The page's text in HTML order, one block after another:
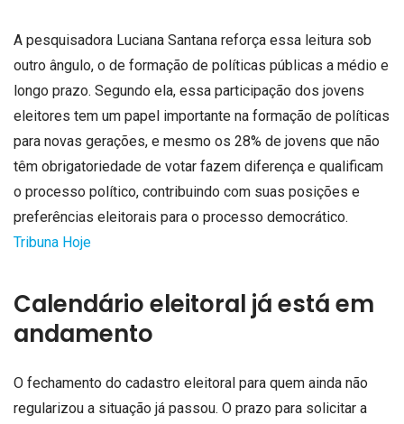
A pesquisadora Luciana Santana reforça essa leitura sob
outro ângulo, o de formação de políticas públicas a médio e
longo prazo. Segundo ela, essa participação dos jovens
eleitores tem um papel importante na formação de políticas
para novas gerações, e mesmo os 28% de jovens que não
têm obrigatoriedade de votar fazem diferença e qualificam
o processo político, contribuindo com suas posições e
preferências eleitorais para o processo democrático.
Tribuna Hoje
Calendário eleitoral já está em
andamento
O fechamento do cadastro eleitoral para quem ainda não
regularizou a situação já passou. O prazo para solicitar a